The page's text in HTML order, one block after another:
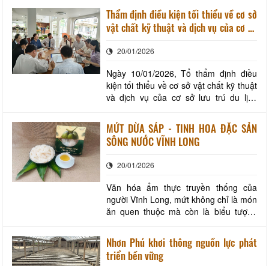
Bến Tre, nay thuộc tỉnh Vĩnh Long.
Trước đây, chiếc bánh tráng, bánh
phồng chủ yếu được các gia đình làm
bà. Ngày nay, l
Thẩm định điều kiện tối thiểu về cơ sở
vật chất kỹ thuật và dịch vụ của cơ sở
Long20/01/2026
Ngày 10/01/2026, Tổ thẩm định điều
kiện tối thiểu về cơ sở vật chất kỹ thuật
và dịch vụ của cơ sở lưu trú du lịch
ngày 03 tháng 9 năm 2025 của Sở Văn
hóa, Thể thao và Du lịch) đã tiến hành
thẩm định Công ty TNHH Lộc An Phát -
Tân, tỉ
MỨT DỪA SÁP - TINH HOA ĐẶC SẢN
SÔNG NƯỚC VĨNH LONG
20/01/2026
Văn hóa ẩm thực truyền thống của
người Vĩnh Long, mứt không chỉ là món
ăn quen thuộc mà còn là biểu tượng
dịp lễ, Tết. Qua nhiều thế hệ, từ mứt
gừng, mứt sen, mứt bí đến mứt dừa,
mỗi loại mứt đều mang trong mình
Nhơn Phú khơi thông nguồn lực phát
triển bền vững